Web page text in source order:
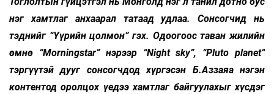
нэг хамтлаг анхаарал татаад удлаа. Сонсогчид нь
тэднийг “Үүрийн цолмон” гэх. Одоогоос таван жилийн
өмнө “Morningstar” нэрээр “Night sky”, “Pluto planet”
тэргүүтэй дууг сонсогчдод хүргэсэн Б.Аззаяа нэгэн
контентод оролцох үедээ хамтлаг байгуулахыг хүсдэг